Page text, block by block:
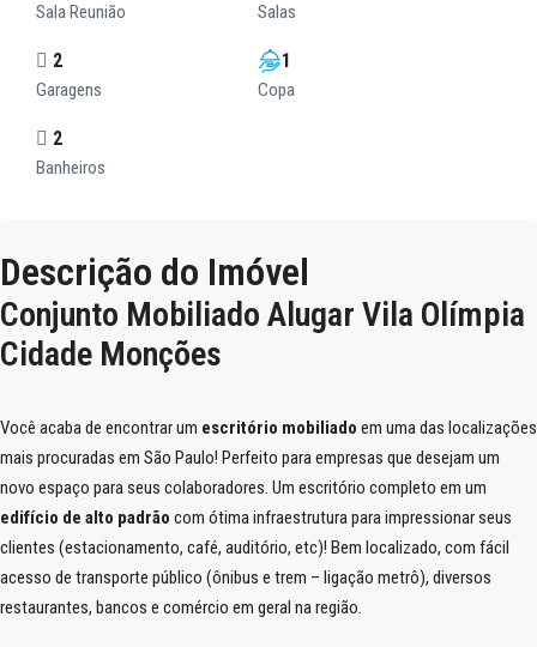
Sala Reunião Salas
2
Garagens
1
Copa
2
Banheiros
Descrição do Imóvel
Conjunto Mobiliado Alugar Vila Olímpia
Cidade Monções
Você acaba de encontrar um escritório mobiliado em uma das localizações
mais procuradas em São Paulo! Perfeito para empresas que desejam um
novo espaço para seus colaboradores. Um escritório completo em um
edifício de alto padrão com ótima infraestrutura para impressionar seus
clientes (estacionamento, café, auditório, etc)! Bem localizado, com fácil
acesso de transporte público (ônibus e trem – ligação metrô), diversos
restaurantes, bancos e comércio em geral na região.